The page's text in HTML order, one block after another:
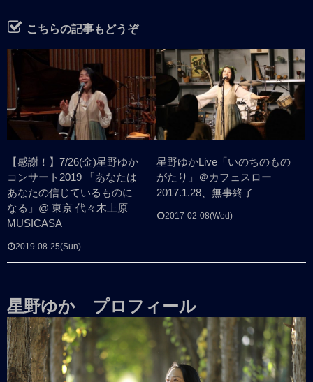
こちらの記事もどうぞ
【感謝！】7/26(金)星野ゆか
コンサート2019 「あなたは
あなたの信じているものに
なる」@ 東京 代々木上原
MUSICASA
2019-08-25(Sun)
星野ゆかLive「いのちのもの
がたり」＠カフェスロー
2017.1.28、無事終了
2017-02-08(Wed)
星野ゆか プロフィール